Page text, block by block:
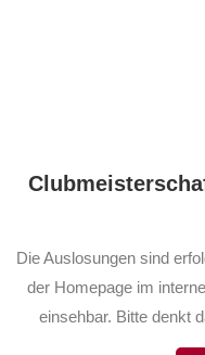
Die Auslosungen sind
der Homepage im
einsehbar. Bitte denkt